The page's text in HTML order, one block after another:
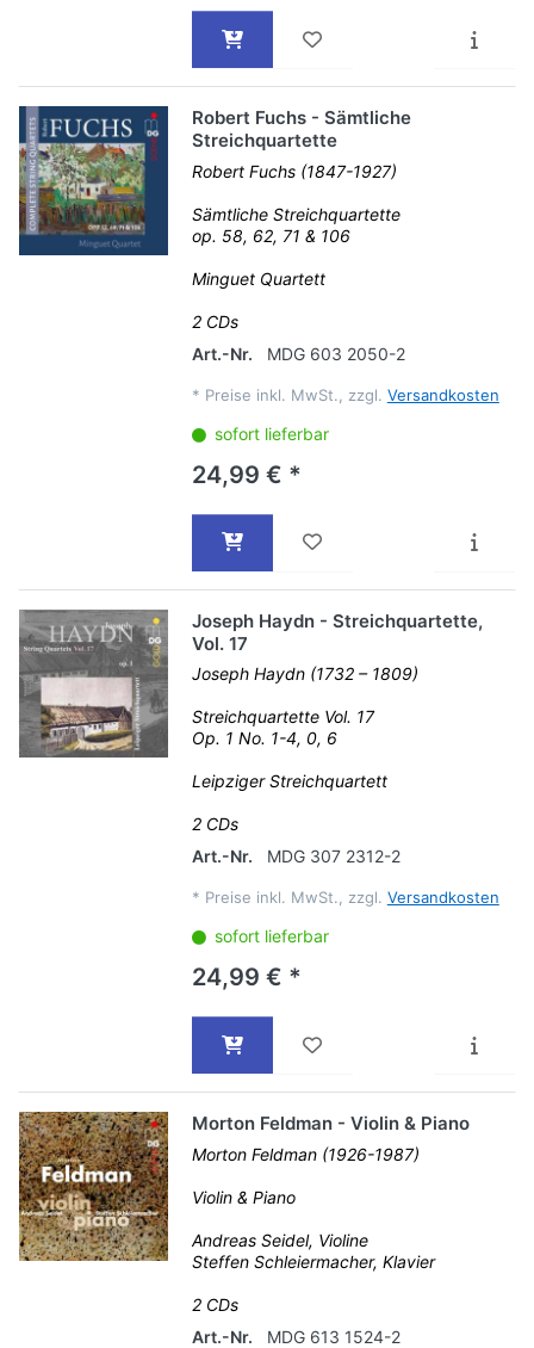
Robert Fuchs - Sämtliche
Streichquartette
Robert Fuchs (1847-1927)
Sämtliche Streichquartette
op. 58, 62, 71 & 106
Minguet Quartett
2 CDs
Art.-Nr.
MDG 603 2050-2
* Preise inkl. MwSt., zzgl. Versandkosten
sofort lieferbar
24,99 € *
Joseph Haydn - Streichquartette,
Vol. 17
Joseph Haydn (1732 – 1809)
Streichquartette Vol. 17
Op. 1 No. 1-4, 0, 6
Leipziger Streichquartett
2 CDs
Art.-Nr.
MDG 307 2312-2
* Preise inkl. MwSt., zzgl. Versandkosten
sofort lieferbar
24,99 € *
Morton Feldman - Violin & Piano
Morton Feldman (1926-1987)
Violin & Piano
Andreas Seidel, Violine
Steffen Schleiermacher, Klavier
2 CDs
Art.-Nr.
MDG 613 1524-2